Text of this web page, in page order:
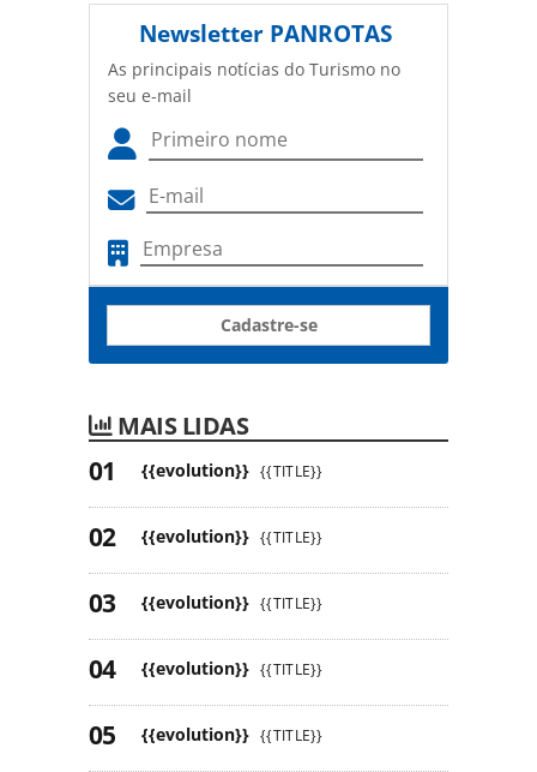
Newsletter PANROTAS
As principais notícias do Turismo no
seu e-mail
Cadastre-se
MAIS LIDAS
{{evolution}} {{TITLE}}
{{evolution}} {{TITLE}}
{{evolution}} {{TITLE}}
{{evolution}} {{TITLE}}
{{evolution}} {{TITLE}}